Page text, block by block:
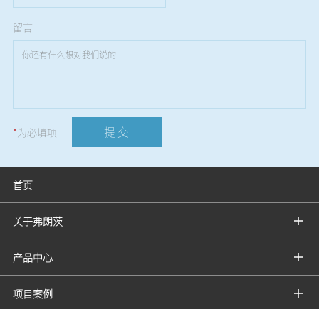
留言
*为必填项 提 交
首页
关于弗朗茨
产品中心
项目案例